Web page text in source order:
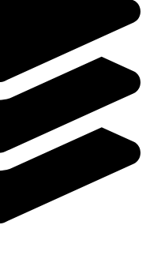
Quadrat, 5er-Set